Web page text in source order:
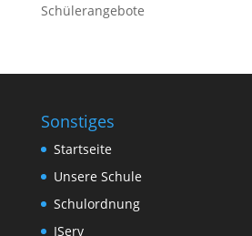
Schülerangebote
Sonstiges
Startseite
Unsere Schule
Schulordnung
IServ